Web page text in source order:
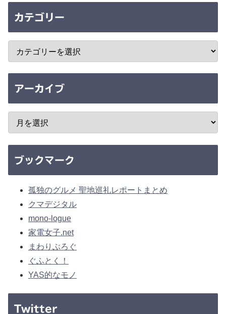
カテゴリー
アーカイブ
ブックマーク
孤独のグルメ 聖地巡礼レポートまとめ
クマデジタル
mono-logue
家電女子.net
まわりぶろぐ
ぐふとく！
YAS的なモノ
Twitter